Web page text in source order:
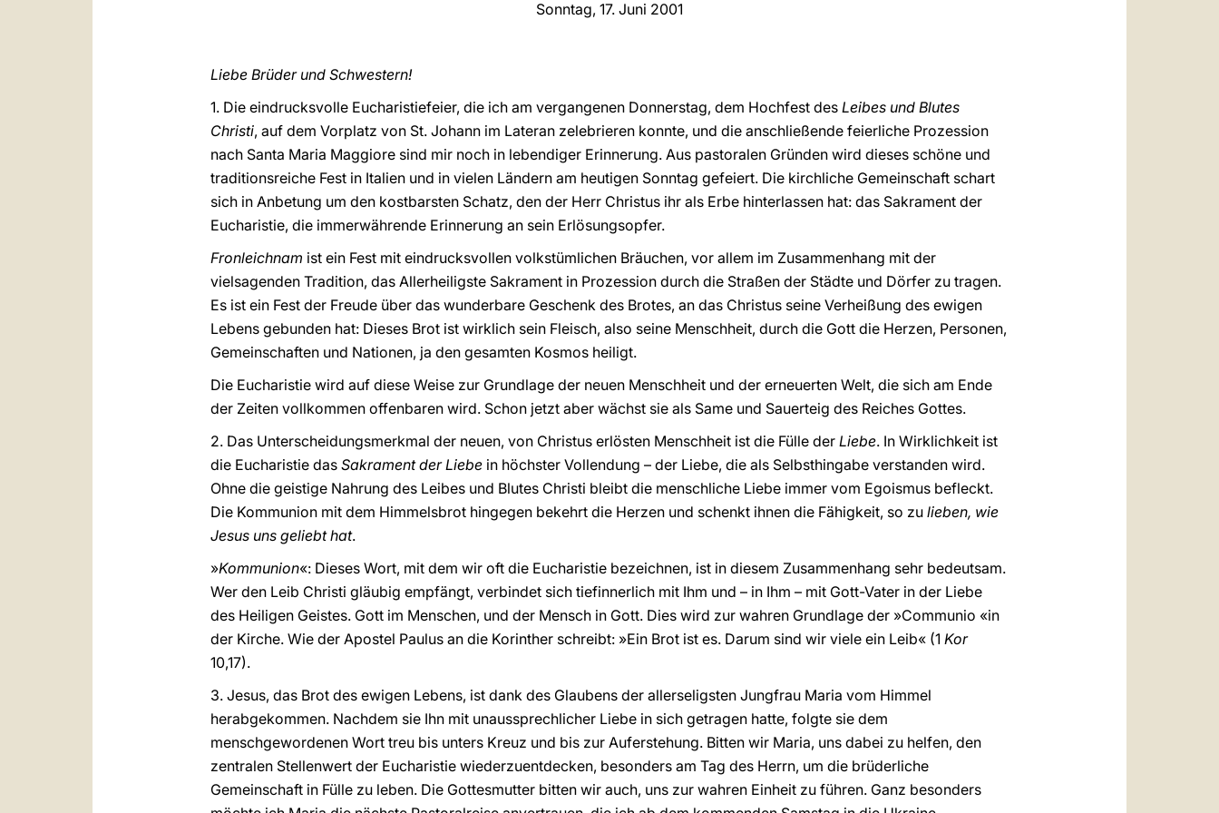
Sonntag, 17. Juni 2001
Liebe Brüder und Schwestern!
1. Die eindrucksvolle Eucharistiefeier, die ich am vergangenen Donnerstag, dem Hochfest des Leibes und Blutes
Christi, auf dem Vorplatz von St. Johann im Lateran zelebrieren konnte, und die anschließende feierliche Prozession
nach Santa Maria Maggiore sind mir noch in lebendiger Erinnerung. Aus pastoralen Gründen wird dieses schöne und
traditionsreiche Fest in Italien und in vielen Ländern am heutigen Sonntag gefeiert. Die kirchliche Gemeinschaft schart
sich in Anbetung um den kostbarsten Schatz, den der Herr Christus ihr als Erbe hinterlassen hat: das Sakrament der
Eucharistie, die immerwährende Erinnerung an sein Erlösungsopfer.
Fronleichnam ist ein Fest mit eindrucksvollen volkstümlichen Bräuchen, vor allem im Zusammenhang mit der
vielsagenden Tradition, das Allerheiligste Sakrament in Prozession durch die Straßen der Städte und Dörfer zu tragen.
Es ist ein Fest der Freude über das wunderbare Geschenk des Brotes, an das Christus seine Verheißung des ewigen
Lebens gebunden hat: Dieses Brot ist wirklich sein Fleisch, also seine Menschheit, durch die Gott die Herzen, Personen,
Gemeinschaften und Nationen, ja den gesamten Kosmos heiligt.
Die Eucharistie wird auf diese Weise zur Grundlage der neuen Menschheit und der erneuerten Welt, die sich am Ende
der Zeiten vollkommen offenbaren wird. Schon jetzt aber wächst sie als Same und Sauerteig des Reiches Gottes.
2. Das Unterscheidungsmerkmal der neuen, von Christus erlösten Menschheit ist die Fülle der Liebe. In Wirklichkeit ist
die Eucharistie das Sakrament der Liebe in höchster Vollendung – der Liebe, die als Selbsthingabe verstanden wird.
Ohne die geistige Nahrung des Leibes und Blutes Christi bleibt die menschliche Liebe immer vom Egoismus befleckt.
Die Kommunion mit dem Himmelsbrot hingegen bekehrt die Herzen und schenkt ihnen die Fähigkeit, so zu lieben, wie
Jesus uns geliebt hat.
»Kommunion«: Dieses Wort, mit dem wir oft die Eucharistie bezeichnen, ist in diesem Zusammenhang sehr bedeutsam.
Wer den Leib Christi gläubig empfängt, verbindet sich tiefinnerlich mit Ihm und – in Ihm – mit Gott-Vater in der Liebe
des Heiligen Geistes. Gott im Menschen, und der Mensch in Gott. Dies wird zur wahren Grundlage der »Communio «in
der Kirche. Wie der Apostel Paulus an die Korinther schreibt: »Ein Brot ist es. Darum sind wir viele ein Leib« (1 Kor
10,17).
3. Jesus, das Brot des ewigen Lebens, ist dank des Glaubens der allerseligsten Jungfrau Maria vom Himmel
herabgekommen. Nachdem sie Ihn mit unaussprechlicher Liebe in sich getragen hatte, folgte sie dem
menschgewordenen Wort treu bis unters Kreuz und bis zur Auferstehung. Bitten wir Maria, uns dabei zu helfen, den
zentralen Stellenwert der Eucharistie wiederzuentdecken, besonders am Tag des Herrn, um die brüderliche
Gemeinschaft in Fülle zu leben. Die Gottesmutter bitten wir auch, uns zur wahren Einheit zu führen. Ganz besonders